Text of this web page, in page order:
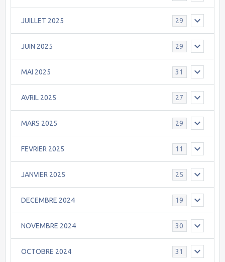
JUILLET 2025 29
JUIN 2025 29
MAI 2025 31
AVRIL 2025 27
MARS 2025 29
FEVRIER 2025 11
JANVIER 2025 25
DECEMBRE 2024 19
NOVEMBRE 2024 30
OCTOBRE 2024 31